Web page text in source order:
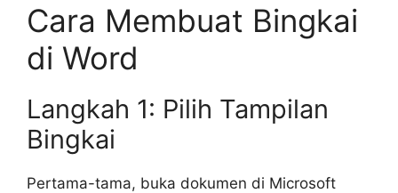
Cara Membuat Bingkai
di Word
Langkah 1: Pilih Tampilan
Bingkai
Pertama-tama, buka dokumen di Microsoft